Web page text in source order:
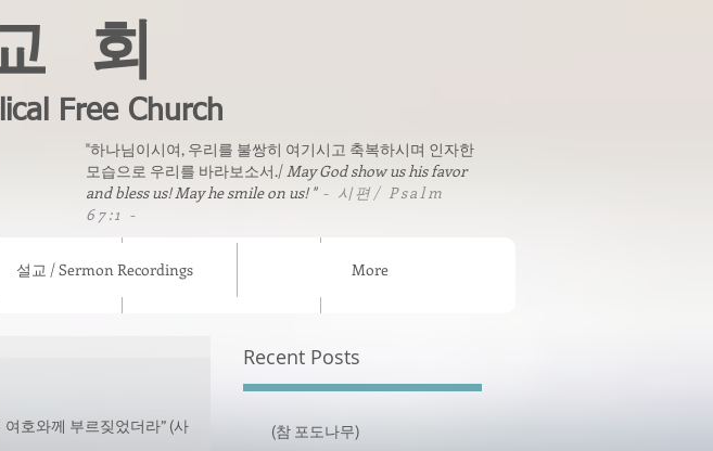
회
Free Church
"하나님이시여, 우리를 불쌍히 여기시고 축복하시며 인자한
모습으로 우리를 바라보소서./May God show us his favor
and bless us! May he smile on us! " - 시편/ Psalm
67:1 -
칼럼/ Column 선교소식/ Mission News 연락처 / Contact
설교 / Sermon Recordings More
호와께 부르짖었더라” (사
Recent Posts
(참 포도나무)